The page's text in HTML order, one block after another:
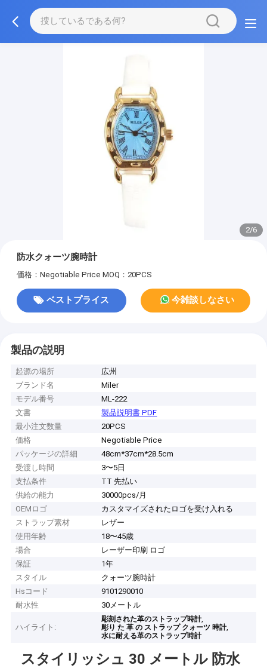
2/6
防水クォーツ腕時計
価格：Negotiable Price MOQ：20PCS
ベストプライス 今雑談しなさい
製品の説明
起源の場所
広州
ブランド名
Miler
モデル番号
ML-222
文書
製品説明書 PDF
最小注文数量
20PCS
価格
Negotiable Price
パッケージの詳細
48cm*37cm*28.5cm
受渡し時間
3〜5日
支払条件
TT 先払い
供給の能力
30000pcs/月
OEMロゴ
カスタマイズされたロゴを受け入れる
ストラップ素材
レザー
使用年齢
18〜45歳
場合
レーザー印刷 ロゴ
保証
1年
スタイル
クォーツ腕時計
Hsコード
9101290010
耐水性
30メートル
ハイライト:
彫刻された革のストラップ時計,
彫り た 革 の ストラップ クォーツ 時計,
水に耐える革のストラップ時計
スタイリッシュ 30 メートル 防水